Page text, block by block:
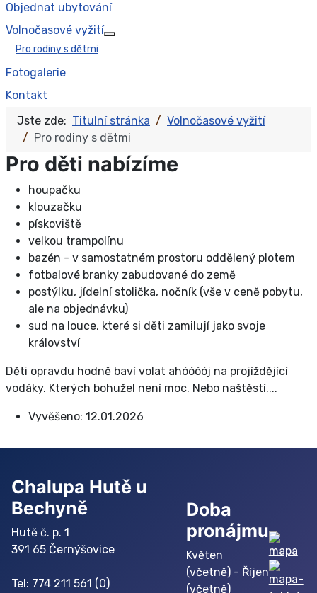
Objednat ubytování
Volnočasové vyžití
Pro rodiny s dětmi
Fotogalerie
Kontakt
Jste zde: Titulní stránka
Volnočasové vyžití
Pro rodiny s dětmi
Pro děti nabízíme
houpačku
klouzačku
pískoviště
velkou trampolínu
bazén - v samostatném prostoru oddělený plotem
fotbalové branky zabudované do země
postýlku, jídelní stolička, nočník (vše v ceně pobytu,
ale na objednávku)
sud na louce, které si děti zamilují jako svoje
království
Děti opravdu hodně baví volat ahóóóój na projíždějící
vodáky. Kterých bohužel není moc. Nebo naštěstí....
Vyvěšeno: 12.01.2026
Chalupa Hutě u
Bechyně
Hutě č. p. 1
391 65 Černýšovice
Tel: 774 211 561 (0)
Doba
pronájmu
Květen
(včetně) - Říjen
(včetně)